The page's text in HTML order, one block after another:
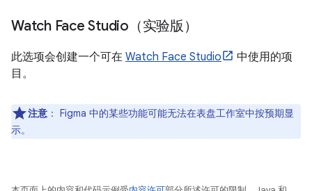
Watch Face Studio（实验版）
此选项会创建一个可在 Watch Face Studio
中使用的项
目。
注意 ： Figma 中的某些功能可能无法在表盘工作室中按预期显
示。